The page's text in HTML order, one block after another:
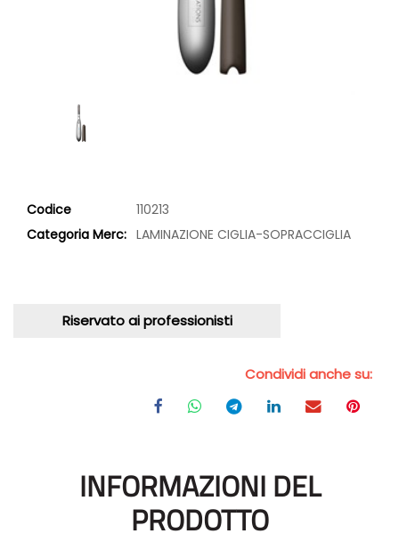
Codice
110213
Categoria Merc: LAMINAZIONE CIGLIA-SOPRACCIGLIA
Riservato ai professionisti
Condividi anche su:
INFORMAZIONI DEL
PRODOTTO